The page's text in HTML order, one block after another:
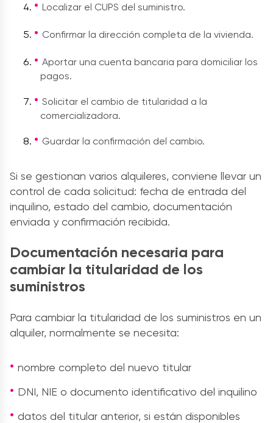
Localizar el CUPS del suministro.
Confirmar la dirección completa de la vivienda.
Aportar una cuenta bancaria para domiciliar los
pagos.
Solicitar el cambio de titularidad a la
comercializadora.
Guardar la confirmación del cambio.
Si se gestionan varios alquileres, conviene llevar un
control de cada solicitud: fecha de entrada del
inquilino, estado del cambio, documentación
enviada y confirmación recibida.
Documentación necesaria para
cambiar la titularidad de los
suministros
Para cambiar la titularidad de los suministros en un
alquiler, normalmente se necesita:
nombre completo del nuevo titular
DNI, NIE o documento identificativo del inquilino
datos del titular anterior, si están disponibles